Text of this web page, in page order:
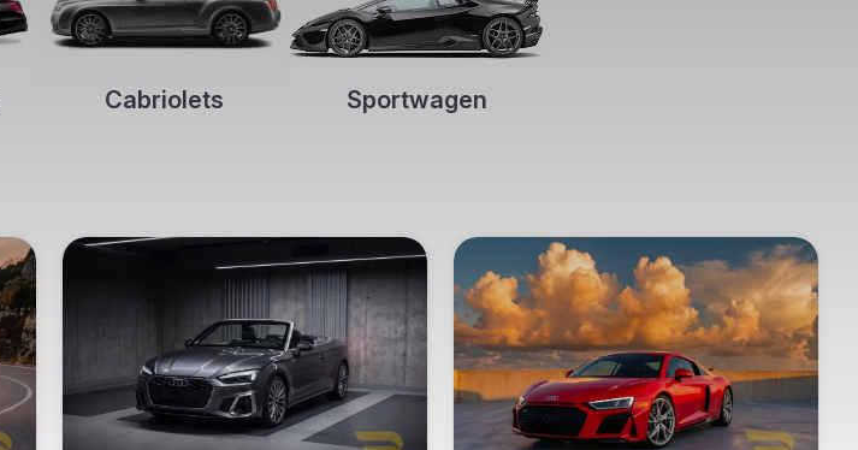
Cabriolets Sportwagen